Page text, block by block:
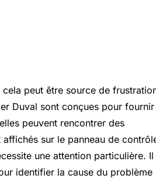
cela peut être source de
Duval sont conçues pour fournir
peuvent rencontrer des
sur le panneau de
une attention particulière. Il
identifier la cause du problème